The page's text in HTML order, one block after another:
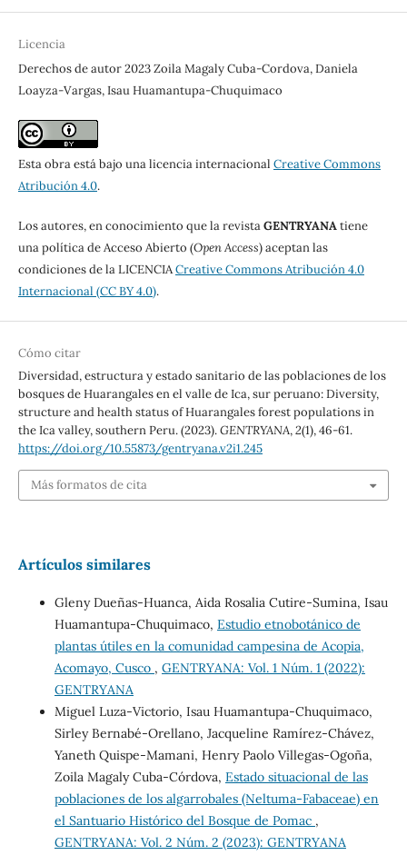
Licencia
Derechos de autor 2023 Zoila Magaly Cuba-Cordova, Daniela
Loayza-Vargas, Isau Huamantupa-Chuquimaco
Esta obra está bajo una licencia internacional Creative Commons
Atribución 4.0.
Los autores, en conocimiento que la revistaGENTRYANAtiene
una política de Acceso Abierto (Open Access) aceptan las
condiciones de la LICENCIACreative Commons Atribución 4.0
Internacional (CC BY 4.0).
Cómo citar
Diversidad, estructura y estado sanitario de las poblaciones de los
bosques de Huarangales en el valle de Ica, sur peruano: Diversity,
structure and health status of Huarangales forest populations in
the Ica valley, southern Peru. (2023).GENTRYANA,2(1), 46-61.
https://doi.org/10.55873/gentryana.v2i1.245
Más formatos de cita
Artículos similares
Gleny Dueñas-Huanca, Aida Rosalia Cutire-Sumina, Isau
Huamantupa-Chuquimaco, Estudio etnobotánico de
plantas útiles en la comunidad campesina de Acopia,
Acomayo, Cusco , GENTRYANA: Vol. 1 Núm. 1 (2022):
GENTRYANA
Miguel Luza-Victorio, Isau Huamantupa-Chuquimaco,
Sirley Bernabé-Orellano, Jacqueline Ramírez-Chávez,
Yaneth Quispe-Mamani, Henry Paolo Villegas-Ogoña,
Zoila Magaly Cuba-Córdova, Estado situacional de las
poblaciones de los algarrobales (Neltuma-Fabaceae) en
el Santuario Histórico del Bosque de Pomac ,
GENTRYANA: Vol. 2 Núm. 2 (2023): GENTRYANA